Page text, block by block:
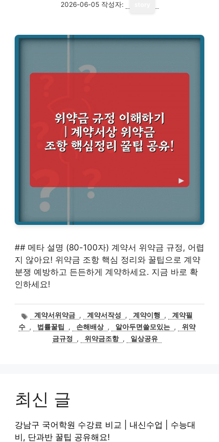
2026-06-05 작성자:
## 메타 설명 (80-100자) 계약서 위약금 규정, 어렵
지 않아요! 위약금 조항 핵심 정리와 꿀팁으로 계약
분쟁 예방하고 든든하게 계약하세요. 지금 바로 확
인하세요!
태계약서위약금 , 계약서작성 , 계약이행 ,
계약필
수 , 법률꿀팁 , 손해배상 , 알아두면쓸모있는 ,
위약
금규정
, 위약금조항 , 일상공유
최신 글
강남구 국어학원 수강료 비교 | 내신수업 | 수능대
비, 단과반 꿀팁 공유해요!